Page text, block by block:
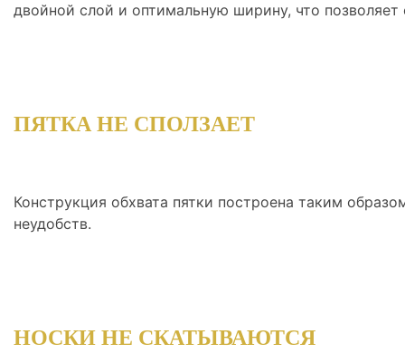
двойной слой и оптимальную ширину, что позволяет
ПЯТКА НЕ СПОЛЗАЕТ
Конструкция обхвата пятки построена таким
неудобств.
НОСКИ НЕ СКАТЫВАЮТСЯ